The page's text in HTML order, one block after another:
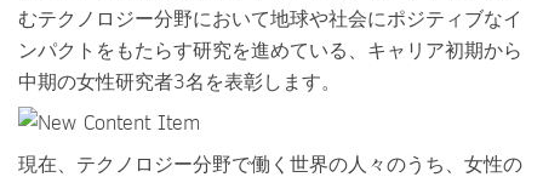
むテクノロジー分野において地球や社会にポジティブなイ
ンパクトをもたらす研究を進めている、キャリア初期から
中期の女性研究者3名を表彰します。
現在、テクノロジー分野で働く世界の人々のうち、女性の